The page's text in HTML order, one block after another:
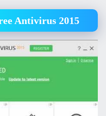
Antivirus 2015